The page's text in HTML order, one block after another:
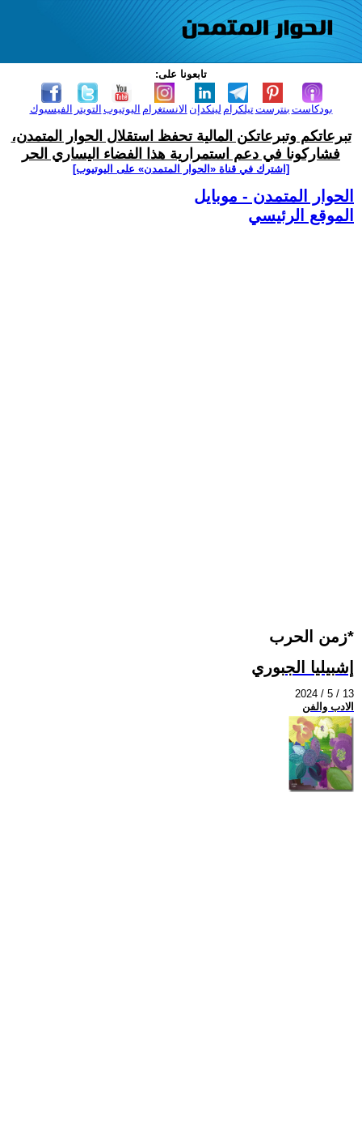
تابعونا على:
الفيسبوك التويتر اليوتيوب الانستغرام لينكدإن تيلكرامبنترست بودكاست
تبرعاتكم وتبرعاتكن المالية تحفظ استقلال الحوار المتمدن،
فشاركونا في دعم استمرارية هذا الفضاء اليساري الحر
[اشترك في قناة ‫«الحوار المتمدن» على اليوتيوب]
الحوار المتمدن - موبايل
الموقع الرئيسي
زمن الحرب*
إشبيليا الجبوري
2024 / 5 / 13
الادب والفن